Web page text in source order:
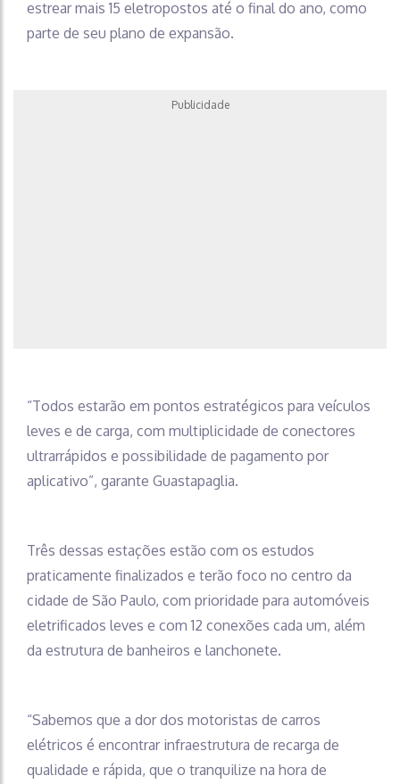
estrear mais 15 eletropostos até o final do ano, como
parte de seu plano de expansão.
Publicidade
“Todos estarão em pontos estratégicos para veículos
leves e de carga, com multiplicidade de conectores
ultrarrápidos e possibilidade de pagamento por
aplicativo”, garante Guastapaglia.
Três dessas estações estão com os estudos
praticamente finalizados e terão foco no centro da
cidade de São Paulo, com prioridade para automóveis
eletrificados leves e com 12 conexões cada um, além
da estrutura de banheiros e lanchonete.
“Sabemos que a dor dos motoristas de carros
elétricos é encontrar infraestrutura de recarga de
qualidade e rápida, que o tranquilize na hora de